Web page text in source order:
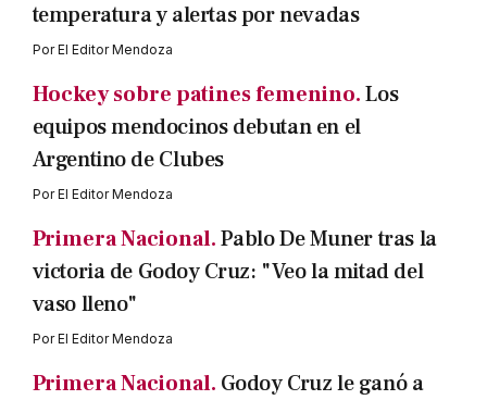
temperatura y alertas por nevadas
PorEl Editor Mendoza
Hockey sobre patines femenino.Los
equipos mendocinos debutan en el
Argentino de Clubes
PorEl Editor Mendoza
Primera Nacional.Pablo De Muner tras la
victoria de Godoy Cruz: "Veo la mitad del
vaso lleno"
PorEl Editor Mendoza
Primera Nacional. Godoy Cruz le ganó a